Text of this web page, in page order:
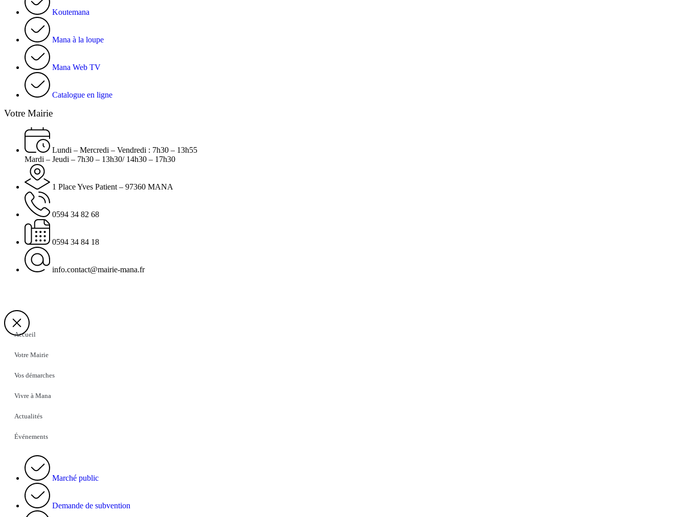
Koutemana
Mana à la loupe
Mana Web TV
Catalogue en ligne
Votre Mairie
Lundi – Mercredi – Vendredi : 7h30 – 13h55
Mardi – Jeudi – 7h30 – 13h30/ 14h30 – 17h30
1 Place Yves Patient – 97360 MANA
0594 34 82 68
0594 34 84 18
info.contact@mairie-mana.fr
Accueil
Votre Mairie
Vos démarches
Vivre à Mana
Actualités
Événements
Marché public
Demande de subvention